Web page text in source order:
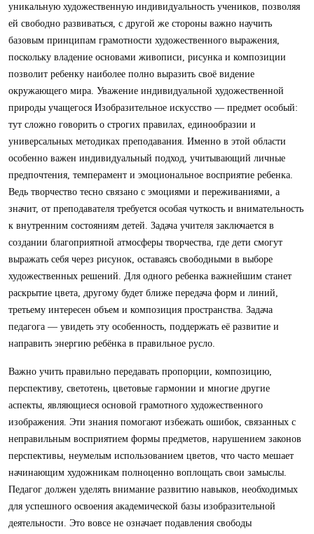
уникальную художественную индивидуальность учеников, позволяя
ей свободно развиваться, с другой же стороны важно научить
базовым принципам грамотности художественного выражения,
поскольку владение основами живописи, рисунка и композиции
позволит ребенку наиболее полно выразить своё видение
окружающего мира. Уважение индивидуальной художественной
природы учащегося Изобразительное искусство — предмет особый:
тут сложно говорить о строгих правилах, единообразии и
универсальных методиках преподавания. Именно в этой области
особенно важен индивидуальный подход, учитывающий личные
предпочтения, темперамент и эмоциональное восприятие ребенка.
Ведь творчество тесно связано с эмоциями и переживаниями, а
значит, от преподавателя требуется особая чуткость и внимательность
к внутренним состояниям детей. Задача учителя заключается в
создании благоприятной атмосферы творчества, где дети смогут
выражать себя через рисунок, оставаясь свободными в выборе
художественных решений. Для одного ребенка важнейшим станет
раскрытие цвета, другому будет ближе передача форм и линий,
третьему интересен объем и композиция пространства. Задача
педагога — увидеть эту особенность, поддержать её развитие и
направить энергию ребёнка в правильное русло.
Важно учить правильно передавать пропорции, композицию,
перспективу, светотень, цветовые гармонии и многие другие
аспекты, являющиеся основой грамотного художественного
изображения. Эти знания помогают избежать ошибок, связанных с
неправильным восприятием формы предметов, нарушением законов
перспективы, неумелым использованием цветов, что часто мешает
начинающим художникам полноценно воплощать свои замыслы.
Педагог должен уделять внимание развитию навыков, необходимых
для успешного освоения академической базы изобразительной
деятельности. Это вовсе не означает подавления свободы